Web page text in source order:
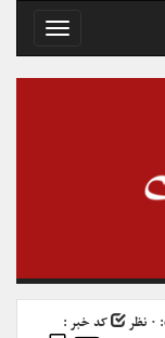
Toggle
کد خبر :